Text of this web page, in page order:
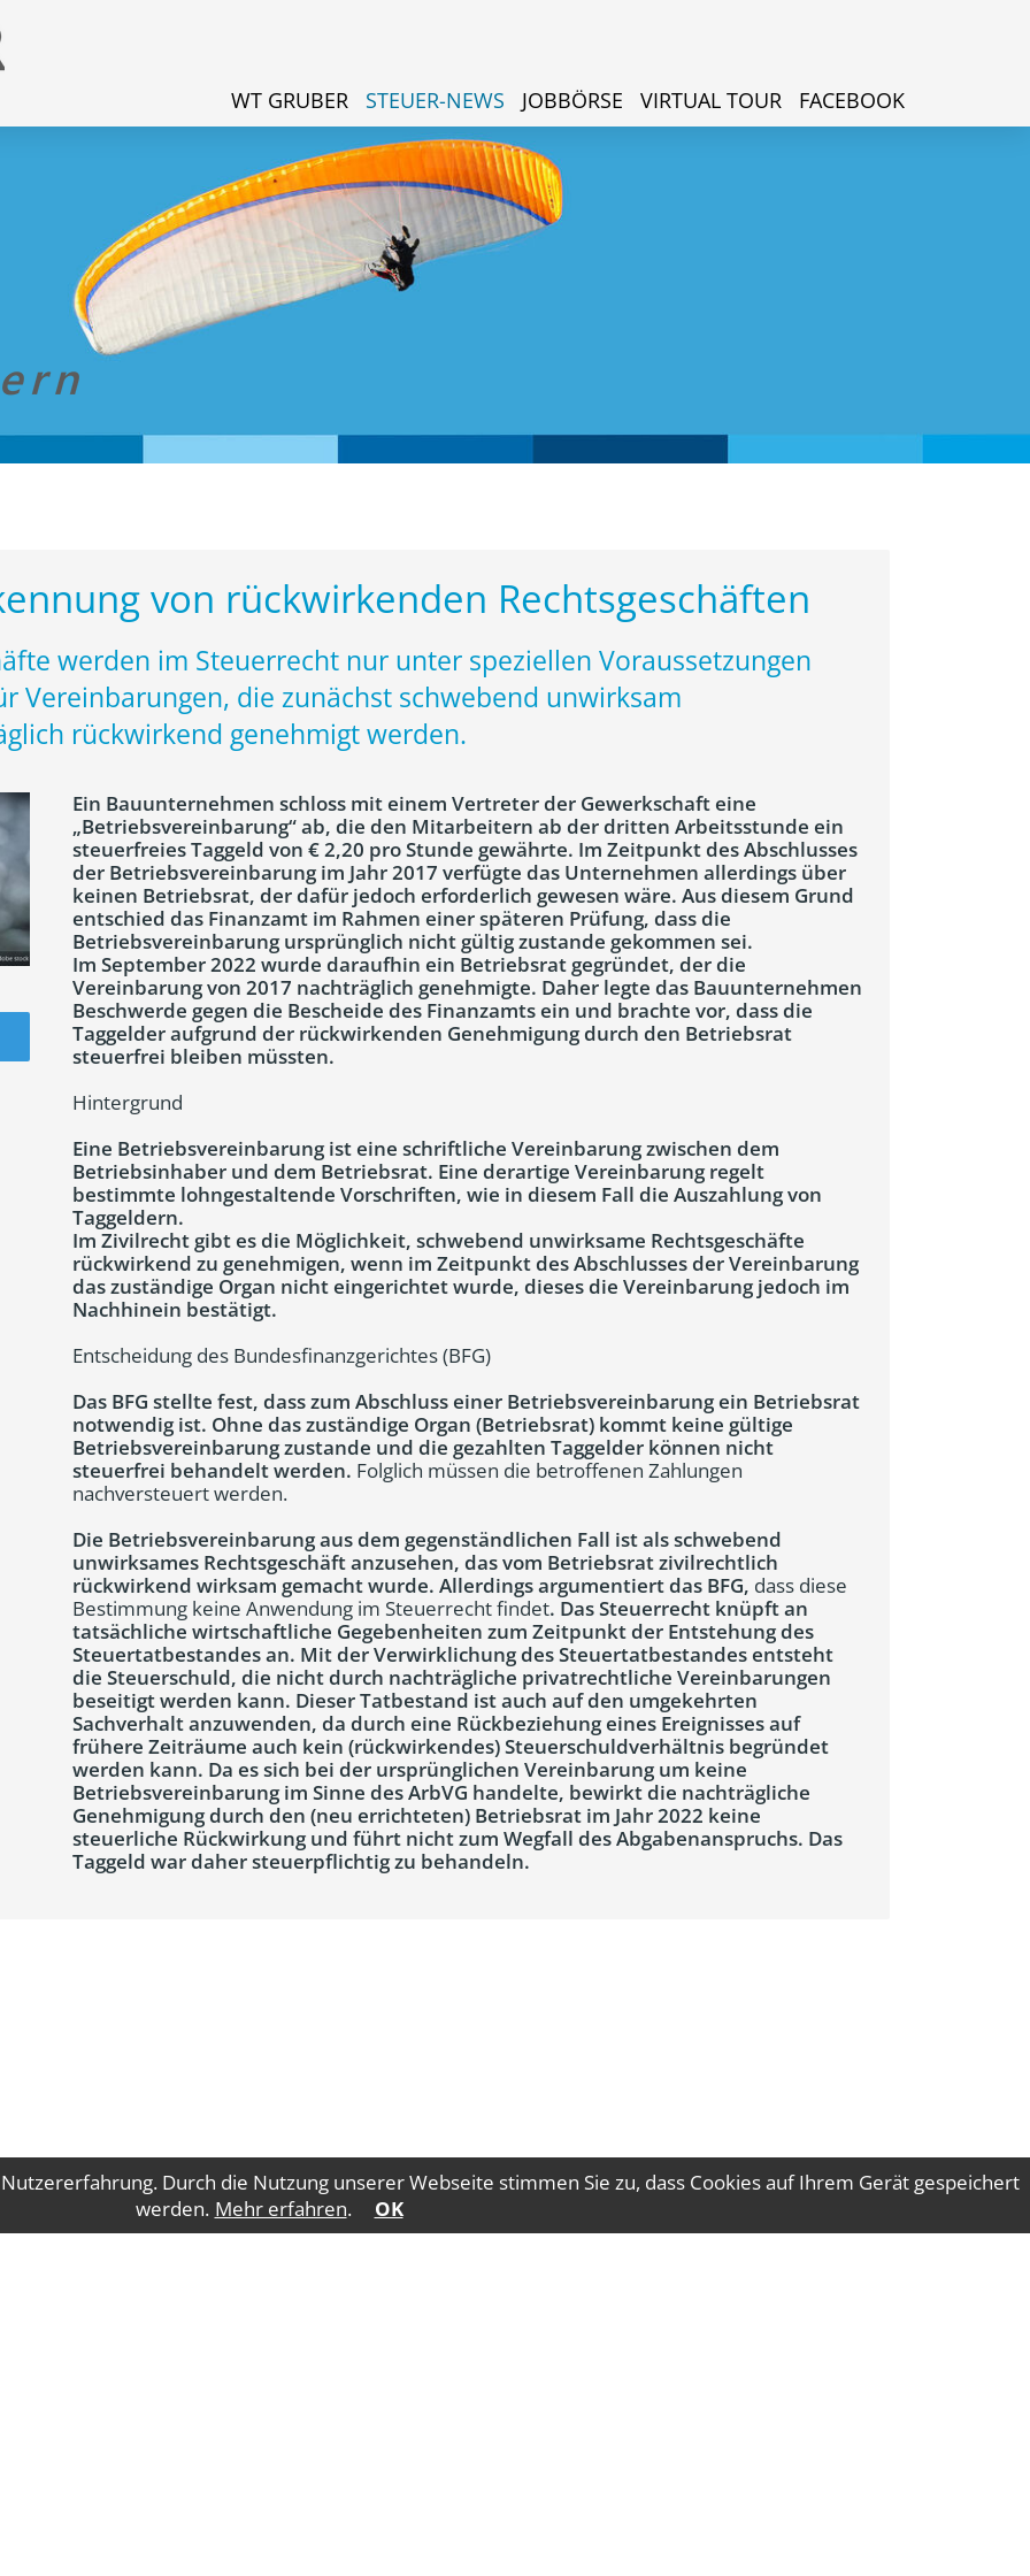
Durch die Nutzung unserer Webseite stimmen Sie zu, dass Cookies auf Ihrem Gerät gespeichert
werden. Mehr erfahren. OK
WT GRUBER STEUER-NEWS JOBBÖRSE VIRTUAL TOUR FACEBOOK
von rückwirkenden Rechtsgeschäften
werden im Steuerrecht nur unter speziellen Voraussetzungen
Vereinbarungen, die zunächst schwebend unwirksam
rückwirkend genehmigt werden.
Ein Bauunternehmen schloss mit einem Vertreter der Gewerkschaft eine
„Betriebsvereinbarung“ ab, die den Mitarbeitern ab der dritten Arbeitsstunde ein
steuerfreies Taggeld von € 2,20 pro Stunde gewährte. Im Zeitpunkt des Abschlusses
der Betriebsvereinbarung im Jahr 2017 verfügte das Unternehmen allerdings über
keinen Betriebsrat, der dafür jedoch erforderlich gewesen wäre. Aus diesem Grund
entschied das Finanzamt im Rahmen einer späteren Prüfung, dass die
Betriebsvereinbarung ursprünglich nicht gültig zustande gekommen sei.
Im September 2022 wurde daraufhin ein Betriebsrat gegründet, der die
Vereinbarung von 2017 nachträglich genehmigte. Daher legte das Bauunternehmen
Beschwerde gegen die Bescheide des Finanzamts ein und brachte vor, dass die
Taggelder aufgrund der rückwirkenden Genehmigung durch den Betriebsrat
steuerfrei bleiben müssten.
Hintergrund
Eine Betriebsvereinbarung ist eine schriftliche Vereinbarung zwischen dem
Betriebsinhaber und dem Betriebsrat. Eine derartige Vereinbarung regelt
bestimmte lohngestaltende Vorschriften, wie in diesem Fall die Auszahlung von
Taggeldern.
Im Zivilrecht gibt es die Möglichkeit, schwebend unwirksame Rechtsgeschäfte
rückwirkend zu genehmigen, wenn im Zeitpunkt des Abschlusses der Vereinbarung
das zuständige Organ nicht eingerichtet wurde, dieses die Vereinbarung jedoch im
Nachhinein bestätigt.
Entscheidung des Bundesfinanzgerichtes (BFG)
Das BFG stellte fest, dass zum Abschluss einer Betriebsvereinbarung ein Betriebsrat
notwendig ist. Ohne das zuständige Organ (Betriebsrat) kommt keine gültige
Betriebsvereinbarung zustande und die gezahlten Taggelder können nicht
steuerfrei behandelt werden. Folglich müssen die betroffenen Zahlungen
nachversteuert werden.
Die Betriebsvereinbarung aus dem gegenständlichen Fall ist als schwebend
unwirksames Rechtsgeschäft anzusehen, das vom Betriebsrat zivilrechtlich
rückwirkend wirksam gemacht wurde. Allerdings argumentiert das BFG, dass diese
Bestimmung keine Anwendung im Steuerrecht findet. Das Steuerrecht knüpft an
tatsächliche wirtschaftliche Gegebenheiten zum Zeitpunkt der Entstehung des
Steuertatbestandes an. Mit der Verwirklichung des Steuertatbestandes entsteht
die Steuerschuld, die nicht durch nachträgliche privatrechtliche Vereinbarungen
beseitigt werden kann. Dieser Tatbestand ist auch auf den umgekehrten
Sachverhalt anzuwenden, da durch eine Rückbeziehung eines Ereignisses auf
frühere Zeiträume auch kein (rückwirkendes) Steuerschuldverhältnis begründet
werden kann. Da es sich bei der ursprünglichen Vereinbarung um keine
Betriebsvereinbarung im Sinne des ArbVG handelte, bewirkt die nachträgliche
Genehmigung durch den (neu errichteten) Betriebsrat im Jahr 2022 keine
steuerliche Rückwirkung und führt nicht zum Wegfall des Abgabenanspruchs. Das
Taggeld war daher steuerpflichtig zu behandeln.